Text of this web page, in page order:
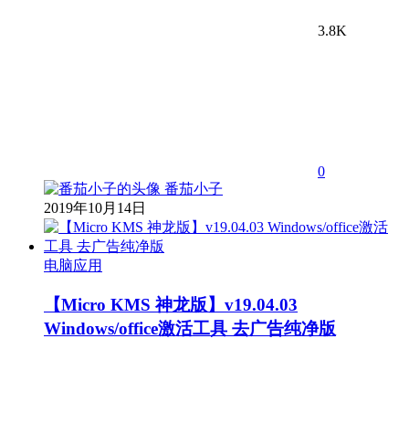
3.8K
0
番茄小子
2019年10月14日
电脑应用
【Micro KMS 神龙版】v19.04.03
Windows/office激活工具 去广告纯净版